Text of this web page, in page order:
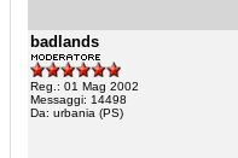
badlands
Reg.: 01 Mag 2002
Messaggi: 14498
Da: urbania (PS)